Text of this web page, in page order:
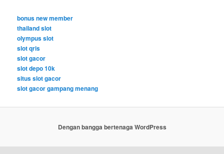
bonus new member
thailand slot
olympus slot
slot qris
slot gacor
slot depo 10k
situs slot gacor
slot gacor gampang menang
Dengan bangga bertenaga WordPress